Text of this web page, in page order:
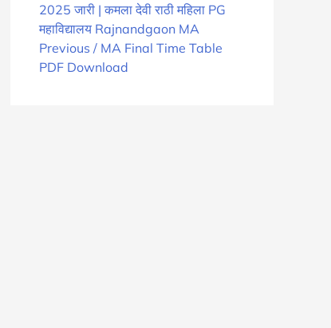
2025 जारी | कमला देवी राठी महिला PG
महाविद्यालय Rajnandgaon MA
Previous / MA Final Time Table
PDF Download